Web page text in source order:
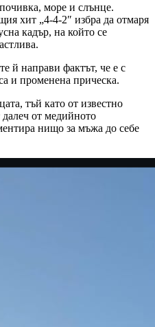
море и слънце.
хит „4-4-2″ избра да отмаря
кадър, на който се
й направи фактът, че е с
и променена прическа.
тъй като от известно
от медийното
нищо за мъжа до себе